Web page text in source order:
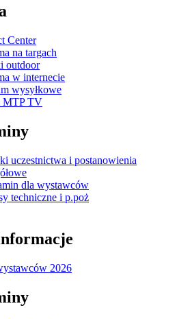
Center
na targach
outdoor
w internecie
wysyłkowe
MTP TV
uczestnictwa i postanowienia
dla wystawców
techniczne i p.poż
2026